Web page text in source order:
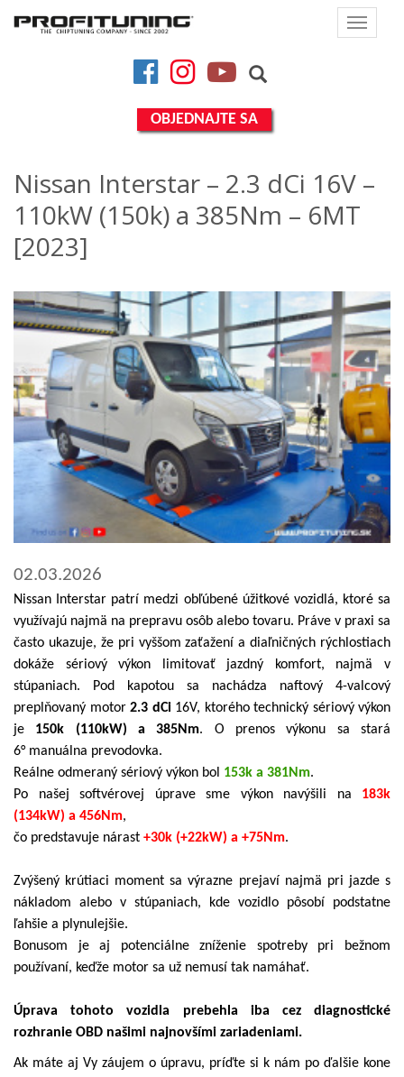
Toggle
FacebookInstagramYouTube
OBJEDNAJTE SA
Nissan Interstar – 2.3 dCi 16V –
110kW (150k) a 385Nm – 6MT
[2023]
02.03.2026
Nissan Interstar patrí medzi obľúbené úžitkové vozidlá, ktoré sa
využívajú najmä na prepravu osôb alebo tovaru. Práve v praxi sa
často ukazuje, že pri vyššom zaťažení a diaľničných rýchlostiach
dokáže sériový výkon limitovať jazdný komfort, najmä v
stúpaniach. Pod kapotou sa nachádza naftový 4-valcový
preplňovaný motor 2.3 dCi16V, ktorého technický sériový výkon
je 150k (110kW) a 385Nm. O prenos výkonu sa stará
6° manuálna prevodovka.
Reálne odmeraný sériový výkon bol 153k a 381Nm.
Po našej softvérovej úprave sme výkon navýšili na 183k
(134kW) a 456Nm,
čo predstavuje nárast +30k (+22kW) a +75Nm.
Zvýšený krútiaci moment sa výrazne prejaví najmä pri jazde s
nákladom alebo v stúpaniach, kde vozidlo pôsobí podstatne
ľahšie a plynulejšie.
Bonusom je aj potenciálne zníženie spotreby pri bežnom
používaní, keďže motor sa už nemusí tak namáhať.
Úprava tohoto vozidla prebehla iba cez diagnostické
rozhranie OBD našimi najnovšími zariadeniami.
Ak máte aj Vy záujem o úpravu, príďte si k nám po ďalšie kone